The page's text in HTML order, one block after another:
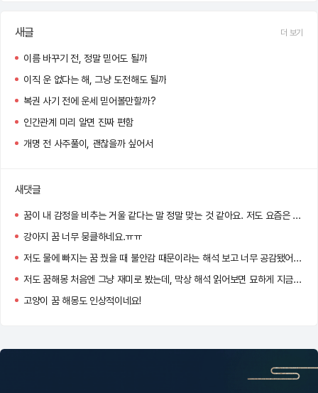
새글 더 보기
이름 바꾸기 전, 정말 믿어도 될까
이직 운 없다는 해, 그냥 도전해도 될까
복권 사기 전에 운세 믿어볼만할까?
인간관계 미리 알면 진짜 편함
개명 전 사주풀이, 괜찮을까 싶어서
새댓글
꿈이 내 감정을 비추는 거울 같다는 말 정말 맞는 것 같아요. 저도 요즘은 아침마다 꿈을 기록하게 됐어요 :)
강아지 꿈 너무 뭉클하네요.ㅠㅠ
저도 물에 빠지는 꿈 꿨을 때 불안감 때문이라는 해석 보고 너무 공감됐어요…
저도 꿈해몽 처음엔 그냥 재미로 봤는데, 막상 해석 읽어보면 묘하게 지금 내 상황이랑 맞아서 소름 돋더라고요!
고양이 꿈 해몽도 인상적이네요!